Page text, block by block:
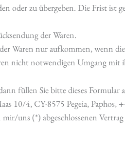
oder zu übergeben. Die Frist ist
der Waren.
Waren nur aufkommen, wenn
nicht notwendigen Umgang mit
füllen Sie bitte dieses Formular
10/4, CY-8575 Pegeia, Paphos,
uns (*) abgeschlossenen